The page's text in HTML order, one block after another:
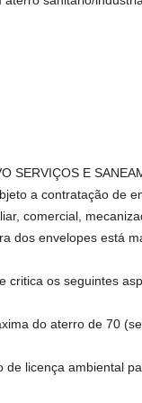
SERVIÇOS E
a contratação de
comercial,
dos envelopes está
critica os seguintes
do aterro de 70
licença ambiental